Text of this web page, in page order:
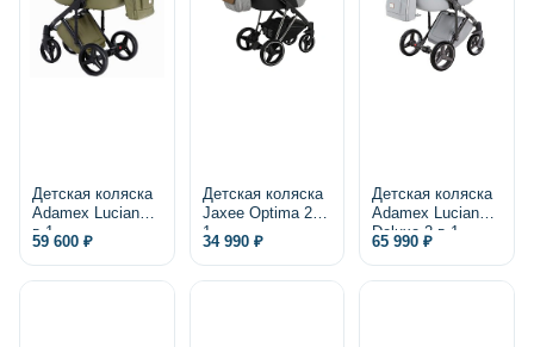
Детская коляска
Adamex Luciano 2
в 1
59 600 ₽
Детская коляска
Jaxee Optima 2 в
1
34 990 ₽
Детская коляска
Adamex Luciano
Deluxe 2 в 1,
экокожа
65 990 ₽